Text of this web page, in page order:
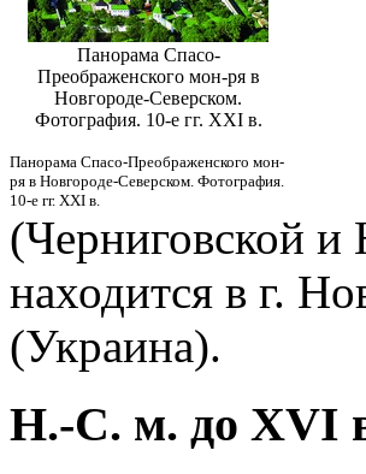
Панорама Спасо-
Преображенского мон-ря в
Новгороде-Северском.
Фотография. 10-е гг. XXI в.
Панорама Спасо-Преображенского мон-
ря в Новгороде-Северском. Фотография.
10-е гг. XXI в.
(Черниговской
находится в г.
(Украина).
Н.-С. м. до XVI